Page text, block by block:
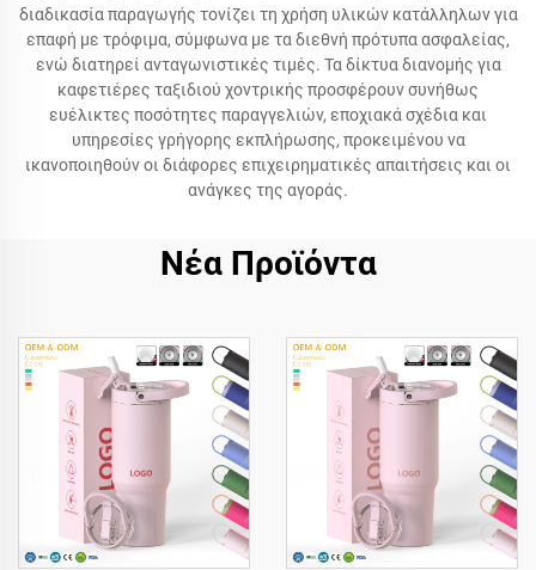
διαδικασία παραγωγής τονίζει τη χρήση υλικών κατάλληλων για
επαφή με τρόφιμα, σύμφωνα με τα διεθνή πρότυπα ασφαλείας,
ενώ διατηρεί ανταγωνιστικές τιμές. Τα δίκτυα διανομής για
καφετιέρες ταξιδιού χοντρικής προσφέρουν συνήθως
ευέλικτες ποσότητες παραγγελιών, εποχιακά σχέδια και
υπηρεσίες γρήγορης εκπλήρωσης, προκειμένου να
ικανοποιηθούν οι διάφορες επιχειρηματικές απαιτήσεις και οι
ανάγκες της αγοράς.
Νέα Προϊόντα